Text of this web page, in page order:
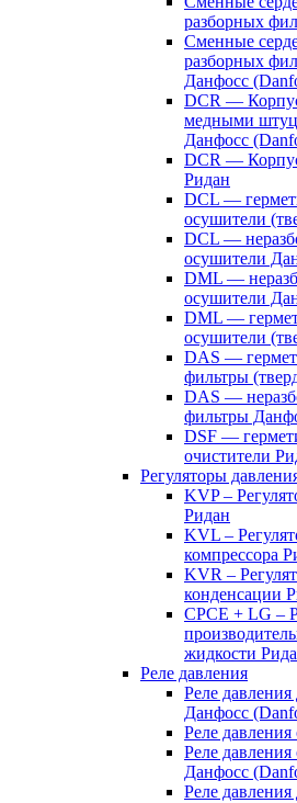
разборных
Сменные
разборных
Данфосс
DCR — Корпус
медными
Данфосс
DCR —
Ридан
DCL —
осушители
DCL —
осушители
DML —
осушители
DML —
осушители
DAS —
фильтры
DAS —
фильтры
DSF —
очистители
Регуляторы
KVP –
Ридан
KVL –
компрессора
KVR –
конденсации
CPCE + LG –
жидкости
Реле давления
Реле
Данфосс
Реле
Реле
Данфосс
Реле